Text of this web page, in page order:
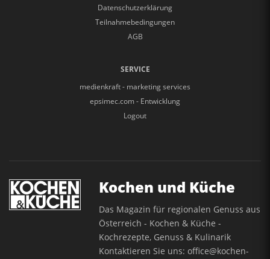
Datenschutzerklärung
Teilnahmebedingungen
AGB
SERVICE
medienkraft - marketing services
epsimec.com - Entwicklung
Logout
Kochen und Küche
Das Magazin für regionalen Genuss aus
Österreich - Kochen & Küche -
Kochrezepte, Genuss & Kulinarik
Kontaktieren Sie uns:office@kochen-